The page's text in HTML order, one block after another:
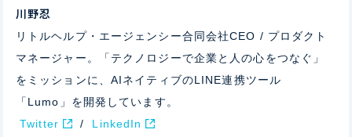
川野忍
リトルヘルプ・エージェンシー合同会社CEO / プロダクト
マネージャー。「テクノロジーで企業と人の心をつなぐ」
をミッションに、AIネイティブのLINE連携ツール
「Lumo」を開発しています。
Twitter
/ LinkedIn